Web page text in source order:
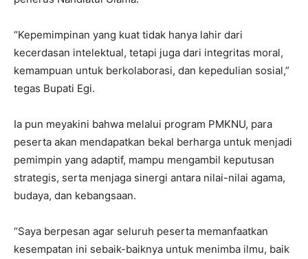
“Kepemimpinan yang kuat tidak hanya lahir dari
kecerdasan intelektual, tetapi juga dari integritas moral,
kemampuan untuk berkolaborasi, dan kepedulian sosial,”
tegas Bupati Egi.
Ia pun meyakini bahwa melalui program PMKNU, para
peserta akan mendapatkan bekal berharga untuk menjadi
pemimpin yang adaptif, mampu mengambil keputusan
strategis, serta menjaga sinergi antara nilai-nilai agama,
budaya, dan kebangsaan.
“Saya berpesan agar seluruh peserta memanfaatkan
kesempatan ini sebaik-baiknya untuk menimba ilmu, baik